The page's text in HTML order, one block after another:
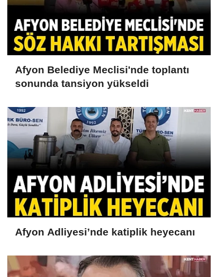
Afyon Belediye Meclisi'nde toplantı
sonunda tansiyon yükseldi
Afyon Adliyesi’nde katiplik heyecanı